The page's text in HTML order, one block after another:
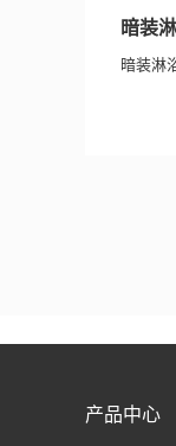
暗装
暗装淋
产品中心